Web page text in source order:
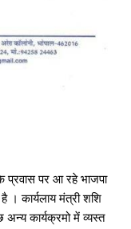
प्रवास पर आ रहे भाजपा
। कार्यलाय मंत्री शशि
कार्यक्रमो में व्यस्त